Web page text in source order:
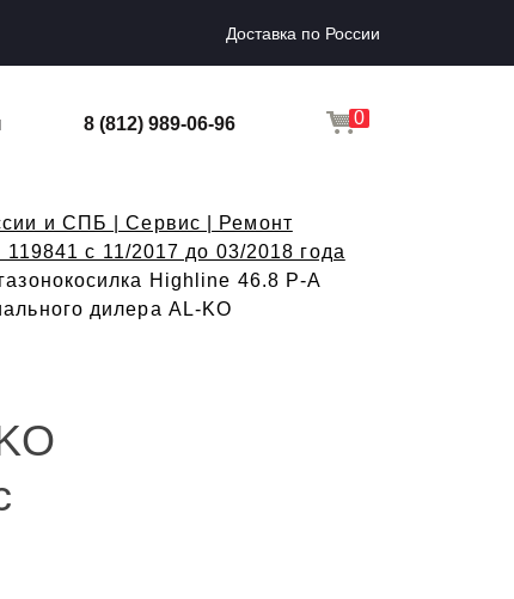
Доставка по России
8 (812) 989-06-96 0
и СПБ | Сервис | Ремонт
с 11/2017 до 03/2018 года
Highline 46.8 P-A
дилера AL-KO